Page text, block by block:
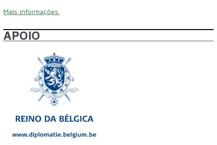
Mais informações.
APOIO